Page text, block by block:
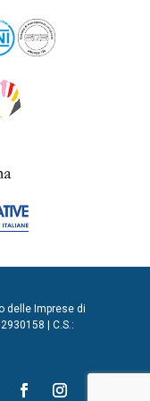
delle Imprese di
| C.S.: